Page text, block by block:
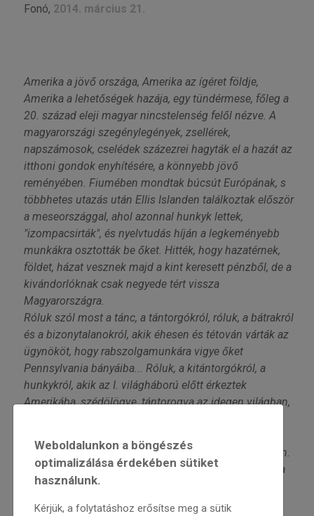
Fonó, 2014. március 21.
Amerika a jövő országa, Amerika az ígéret földje,
Amerika a lehetőségek hazája, egy tündérmese, főleg a
20. század eleji magyar nincstelenség felől nézve. A
magyarországi szegénylegények, zsellérek,
napszámosok, cselédek százezrei hagyták el a hazát az
itthoni gondok enyhítésére, a könnyebb jövő
reményében. Fiumében mondtak búcsút Európának, s
többhetes utazás után Ellis Islanden találkoztak először
a meseországgal, ahol azonnal hunkyk lettek,
"izompacsirták", és nyelvtudás híján a legkeményebb
munkákra osztották be őket. Hitték, hogy hazatérnek,
földet, házat vesznek majd a kint keresett pénzből, de a
kivándorlóknak csak negyede tért vissza
Magyarországra.
Róluk szól most a tánc, a tántorgókról, róluk, a bátrakról
és a bizonytalanokról, akik éhesen és tétován várták az
ügynököt, hogy rabszolgamunkára vigye őket
Pennsylvania bányáiba... Róluk, a kitántorgókról, a
hunkykról, akik az I. világháború előtt érkeztek
Amerikába, szédölögve, tántorogva az idegen világban,
tekintettel, de tántorgó lélekkel álltak az Újvilág földjén.
Fitos Dezső Társulata nekik állít emléket, megmutatva
négy kivándorló legény sorsán keresztül a magyar
paraszti exodust.
Weboldalunkon a böngészés
optimalizálása érdekében sütiket
használunk.
Kérjük, a folytatáshoz erősítse meg a sütik